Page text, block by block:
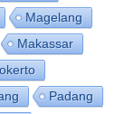
Magelang
Makassar
Padang